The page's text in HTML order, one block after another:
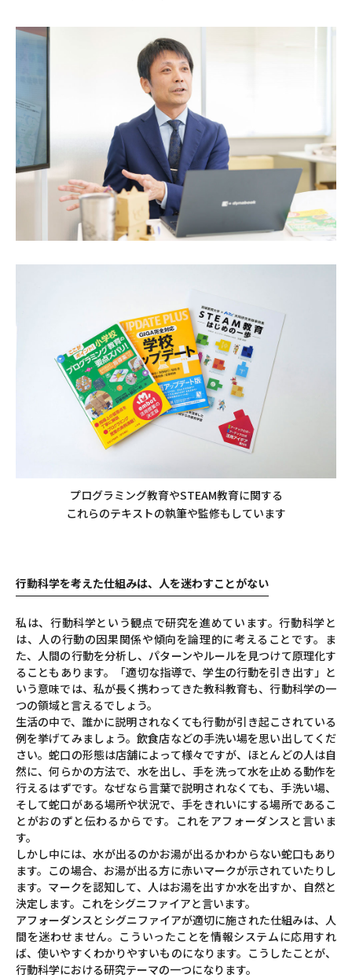
プログラミング教育やSTEAM教育に関する
これらのテキストの執筆や監修もしています
行動科学を考えた仕組みは、人を迷わすことがない
私は、行動科学という観点で研究を進めています。行動科学と
は、人の行動の因果関係や傾向を論理的に考えることです。ま
た、人間の行動を分析し、パターンやルールを見つけて原理化す
ることもあります。「適切な指導で、学生の行動を引き出す」と
いう意味では、私が長く携わってきた教科教育も、行動科学の一
つの領域と言えるでしょう。
生活の中で、誰かに説明されなくても行動が引き起こされている
例を挙げてみましょう。飲食店などの手洗い場を思い出してくだ
さい。蛇口の形態は店舗によって様々ですが、ほとんどの人は自
然に、何らかの方法で、水を出し、手を洗って水を止める動作を
行えるはずです。なぜなら言葉で説明されなくても、手洗い場、
そして蛇口がある場所や状況で、手をきれいにする場所であるこ
とがおのずと伝わるからです。これをアフォーダンスと言いま
す。
しかし中には、水が出るのかお湯が出るかわからない蛇口もあり
ます。この場合、お湯が出る方に赤いマークが示されていたりし
ます。マークを認知して、人はお湯を出すか水を出すか、自然と
決定します。これをシグニファイアと言います。
アフォーダンスとシグニファイアが適切に施された仕組みは、人
間を迷わせません。こういったことを情報システムに応用すれ
ば、使いやすくわかりやすいものになります。こうしたことが、
行動科学における研究テーマの一つになります。